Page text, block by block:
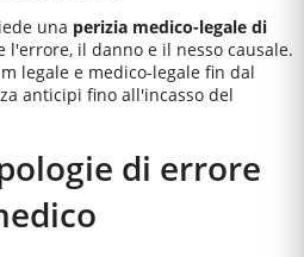
una perizia medico-legale di
l'errore, il danno e il nesso causale.
legale e medico-legale fin dal
anticipi fino all'incasso del
di errore